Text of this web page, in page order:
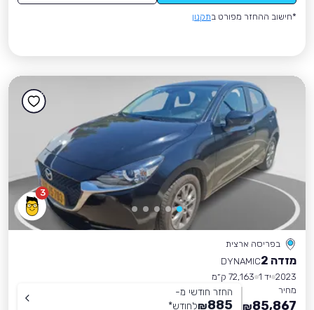
*חישוב ההחזר מפורט בתקנון
3
בפריסה ארצית
מזדה 2
DYNAMIC
2023 יד 1
72,163 ק״מ
מחיר
85,867
₪
החזר חודשי מ-
885
₪לחודש*